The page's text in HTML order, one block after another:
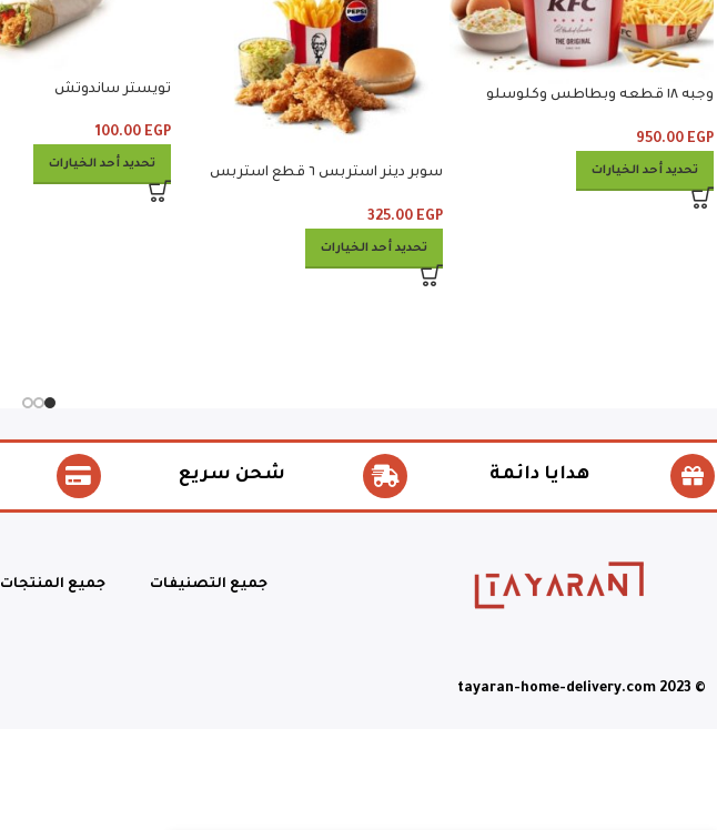
وجبه ١٨ قطعه وبطاطس وكلوسلو
950.00 EGP
تحديد أحد الخيارات
سوبر دينر استربس ٦ قطع استربس
325.00 EGP
تحديد أحد الخيارات
تويستر ساندوتش
100.00 EGP
تحديد أحد الخيارات
هدايا دائمة شحن سريع
جميع التصنيفات جميع المنتجات
© tayaran-home-delivery.com 2023